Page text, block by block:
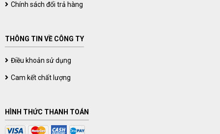
Chính sách đổi trả hàng
THÔNG TIN VỀ CÔNG TY
Điều khoản sử dụng
Cam kết chất lượng
HÌNH THỨC THANH TOÁN